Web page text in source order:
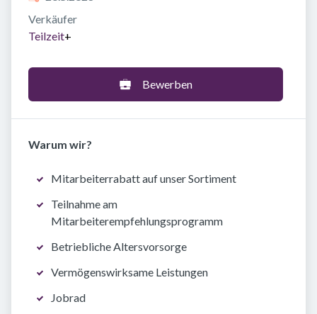
Verkäufer
Teilzeit+
Bewerben
Warum wir?
Mitarbeiterrabatt auf unser Sortiment
Teilnahme am
Mitarbeiterempfehlungsprogramm
Betriebliche Altersvorsorge
Vermögenswirksame Leistungen
Jobrad